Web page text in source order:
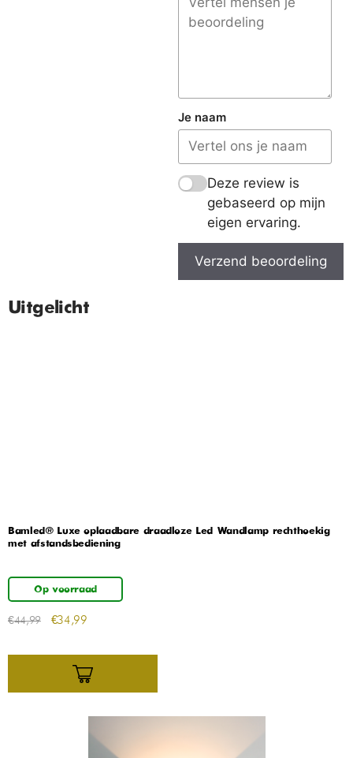
Je naam
Deze review is
gebaseerd op mijn
eigen ervaring.
Verzend beoordeling
Uitgelicht
Bamled® Luxe oplaadbare draadloze Led Wandlamp rechthoekig
met afstandsbediening
Op voorraad
€44,99 €34,99